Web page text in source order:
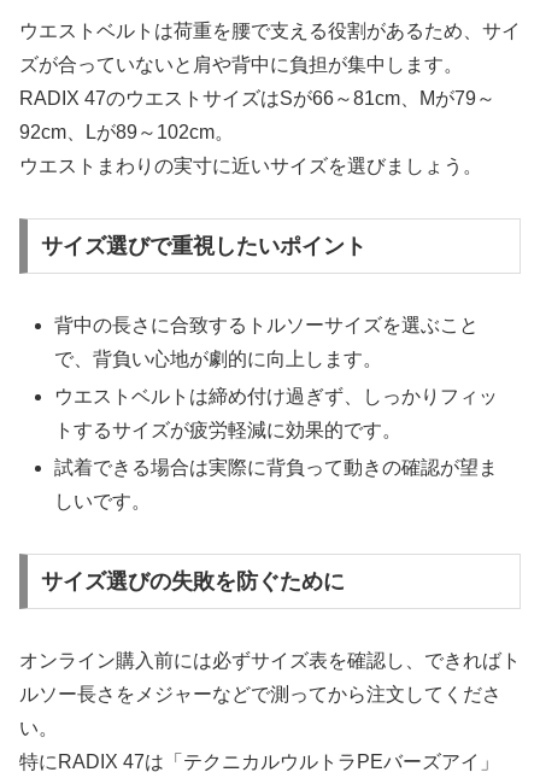
ウエストベルトは荷重を腰で支える役割があるため、サイ
ズが合っていないと肩や背中に負担が集中します。
RADIX 47のウエストサイズはSが66～81cm、Mが79～
92cm、Lが89～102cm。
ウエストまわりの実寸に近いサイズを選びましょう。
サイズ選びで重視したいポイント
背中の長さに合致するトルソーサイズを選ぶこと
で、背負い心地が劇的に向上します。
ウエストベルトは締め付け過ぎず、しっかりフィッ
トするサイズが疲労軽減に効果的です。
試着できる場合は実際に背負って動きの確認が望ま
しいです。
サイズ選びの失敗を防ぐために
オンライン購入前には必ずサイズ表を確認し、できればト
ルソー長さをメジャーなどで測ってから注文してくださ
い。
特にRADIX 47は「テクニカルウルトラPEバーズアイ」